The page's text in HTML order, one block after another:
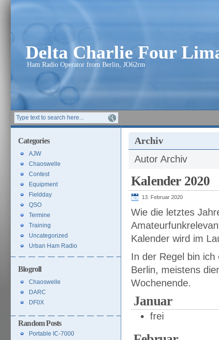
Delta Charlie Four
Ham Radio Operator from Berlin, JO62rm
Archiv
Autor Archiv
Kalender 2020
13. Februar 2020
Wie die letztes
Kalender wird im
In der Regel bin
Berlin, meistens
Wochenende.
Januar
frei
Categories
AJW
Chaoswelle
Contest
Equipment
Fieldday
QSO
Termine
Training
Uncategorized
Urban Ham Radio
Blogroll
Chaoswelle
DARC
DF0X
Random Posts
Portable IC-7000